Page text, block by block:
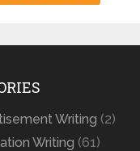
Writing (2)
Writing (61)